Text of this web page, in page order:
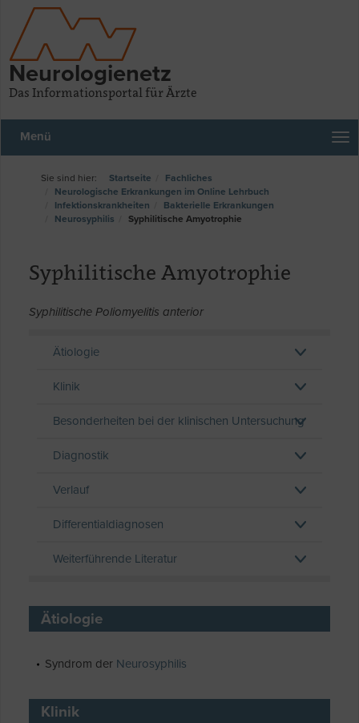
Neurologienetz
Das Informationsportal für Ärzte
Menü
Startseite
Fachliches
Neurologische Erkrankungen im Online Lehrbuch
Infektionskrankheiten
Bakterielle Erkrankungen
Neurosyphilis
Syphilitische Amyotrophie
Syphilitische Amyotrophie
Syphilitische Poliomyelitis anterior
Ätiologie
Klinik
Besonderheiten bei der klinischen Untersuchung
Diagnostik
Verlauf
Differentialdiagnosen
Weiterführende Literatur
Ätiologie
Syndrom der Neurosyphilis
Klinik